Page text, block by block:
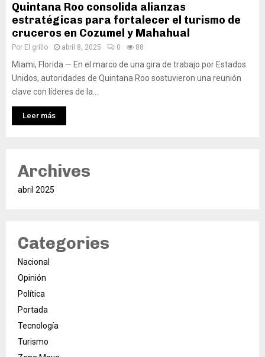
Quintana Roo consolida alianzas
estratégicas para fortalecer el turismo de
cruceros en Cozumel y Mahahual
Por El grillo abril 8, 2025 0 88
Miami, Florida — En el marco de una gira de trabajo por Estados
Unidos, autoridades de Quintana Roo sostuvieron una reunión
clave con líderes de la...
Leer más
Archives
abril 2025
Categories
Nacional
Opinión
Política
Portada
Tecnología
Turismo